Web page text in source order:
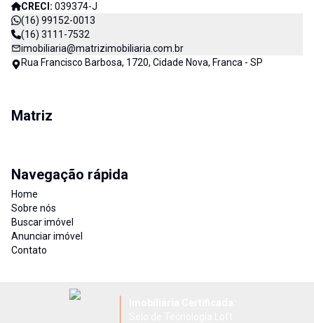
CRECI: 039374-J
(16) 99152-0013
(16) 3111-7532
imobiliaria@matrizimobiliaria.com.br
Rua Francisco Barbosa, 1720, Cidade Nova, Franca - SP
Matriz
Navegação rápida
Home
Sobre nós
Buscar imóvel
Anunciar imóvel
Contato